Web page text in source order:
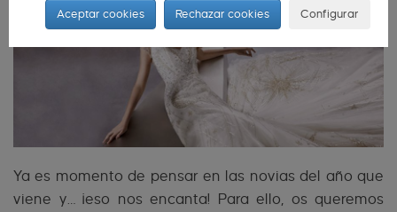
Ya es momento de pensar en las novias del año que
viene y… ¡eso nos encanta! Para ello, os queremos
Aceptar cookies Rechazar cookies Configurar